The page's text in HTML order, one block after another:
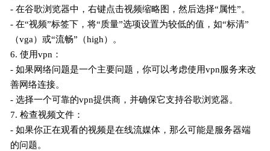
- 在谷歌浏览器中，右键点击视频缩略图，然后选择“属性”。
- 在“视频”标签下，将“质量”选项设置为较低的值，如“标清”
（vga）或“流畅”（high）。
6. 使用vpn：
- 如果网络问题是一个主要问题，你可以考虑使用vpn服务来改
善网络连接。
- 选择一个可靠的vpn提供商，并确保它支持谷歌浏览器。
7. 检查视频文件：
- 如果你正在观看的视频是在线流媒体，那么可能是服务器端
的问题。